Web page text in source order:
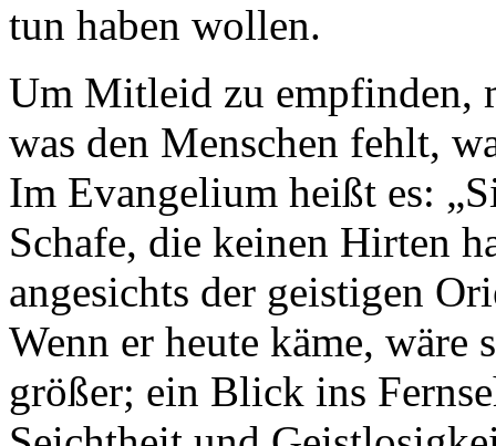
tun haben wollen.
Um Mitleid zu empfinden,
was den Menschen fehlt,
Im Evangelium heißt es:
Schafe, die keinen Hirten
angesichts der geistigen
Wenn er heute käme,
größer; ein Blick ins